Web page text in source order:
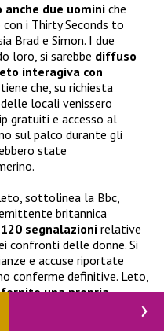
anche due uominiche
i Thirty Seconds to
Brad e Simon. I due
loro, si sarebbe diffuso
interagiva con
che, su richiesta
locali venissero
gratuiti e accesso al
sul palco durante gli
state
sottolinea la Bbc,
britannica
120 segnalazioni relative
confronti delle donne. Si
e accuse riportate
conferme definitive. Leto,
fornito una propria
ripetuti tentativi
l’attore non ha